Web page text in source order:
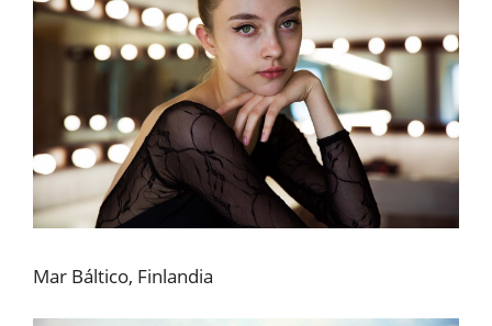
Mar Báltico, Finlandia